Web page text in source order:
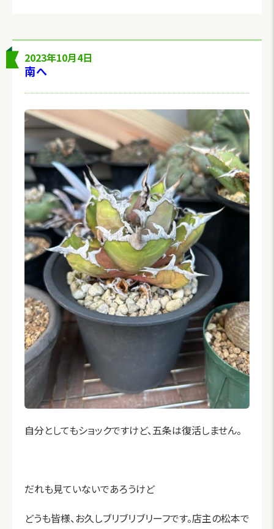
2023年10月4日
南へ
自分としてもショックですけど、五条は復活しません。
だれも見ていないであろうけど
どうも皆様、お久しブリブリブリーフです。店主の松本で